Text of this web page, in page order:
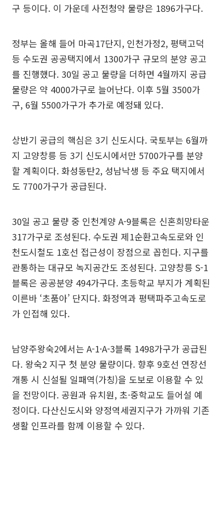
구 등이다. 이 가운데 사전청약 물량은 1896가구다.
정부는 올해 들어 마곡17단지, 인천가정2, 평택고덕
등 수도권 공공택지에서 1300가구 규모의 분양 공고
를 진행했다. 30일 공고 물량을 더하면 4월까지 공급
물량은 약 4000가구로 늘어난다. 이후 5월 3500가
구, 6월 5500가구가 추가로 예정돼 있다.
상반기 공급의 핵심은 3기 신도시다. 국토부는 6월까
지 고양창릉 등 3기 신도시에서만 5700가구를 분양
할 계획이다. 화성동탄2, 성남낙생 등 주요 택지에서
도 7700가구가 공급된다.
30일 공고 물량 중 인천계양 A-9블록은 신혼희망타운
317가구로 조성된다. 수도권 제1순환고속도로와 인
천도시철도 1호선 접근성이 장점으로 꼽힌다. 지구를
관통하는 대규모 녹지공간도 조성된다. 고양창릉 S-1
블록은 공공분양 494가구다. 초등학교 부지가 계획된
이른바 ‘초품아’ 단지다. 화정역과 평택파주고속도로
가 인접해 있다.
남양주왕숙2에서는 A-1·A-3블록 1498가구가 공급된
다. 왕숙2 지구 첫 분양 물량이다. 향후 9호선 연장선
개통 시 신설될 일패역(가칭)을 도보로 이용할 수 있
을 전망이다. 공원과 유치원, 초·중학교도 들어설 예
정이다. 다산신도시와 양정역세권지구가 가까워 기존
생활 인프라를 함께 이용할 수 있다.